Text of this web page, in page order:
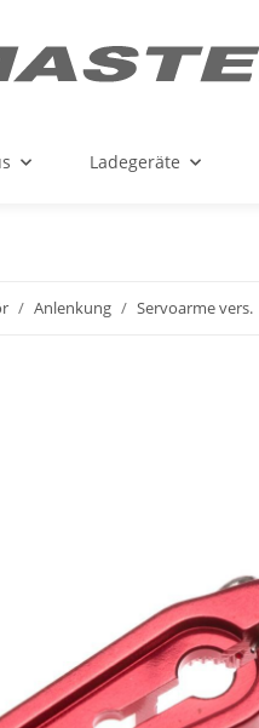
Ladegeräte
Anlenkung Servoarme vers.